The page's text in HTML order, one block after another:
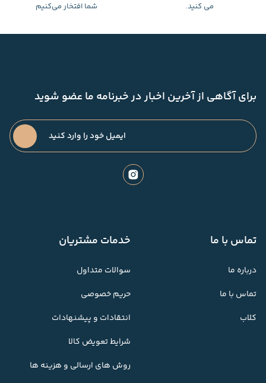
می کنید.
شما افتخار می‌کنیم
برای آگاهی از آخرین اخبار در خبرنامه ما عضو شوید
تماس با ما
درباره ما
تماس با ما
کلاب
خدمات مشتریان
سوالات متداول
حریم خصوصی
انتقادات و پیشنهادات
شرایط تعویض کالا
روش های ارسالی و هزینه ها